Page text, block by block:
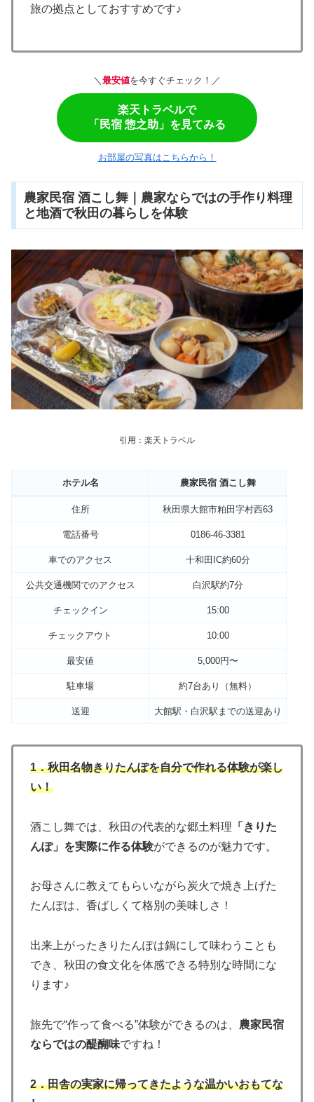
旅の拠点としておすすめです♪
＼ 最安値を今すぐチェック！／
楽天トラベルで
「民宿 惣之助」を見てみる
お部屋の写真はこちらから！
農家民宿 酒こし舞｜農家ならではの手作り料理
と地酒で秋田の暮らしを体験
引用：楽天トラベル
ホテル名 農家民宿 酒こし舞
住所 秋田県大館市粕田字村西63
電話番号 0186-46-3381
車でのアクセス 十和田IC約60分
公共交通機関でのアクセス 白沢駅約7分
チェックイン 15:00
チェックアウト 10:00
最安値 5,000円〜
駐車場 約7台あり（無料）
送迎 大館駅・白沢駅までの送迎あり
1．秋田名物きりたんぽを自分で作れる体験が楽し
い！
酒こし舞では、秋田の代表的な郷土料理 「きりた
んぽ」を実際に作る体験ができるのが魅力です。
お母さんに教えてもらいながら炭火で焼き上げた
たんぽは、香ばしくて格別の美味しさ！
出来上がったきりたんぽは鍋にして味わうことも
でき、秋田の食文化を体感できる特別な時間にな
ります♪
旅先で“作って食べる”体験ができるのは、 農家民宿
ならではの醍醐味ですね！
2．田舎の実家に帰ってきたような温かいおもてな